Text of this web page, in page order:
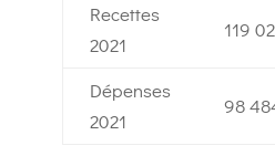
Recettes
2021
119
Dépenses
2021
98